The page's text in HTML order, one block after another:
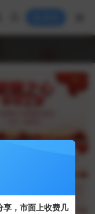
，市面上收费几